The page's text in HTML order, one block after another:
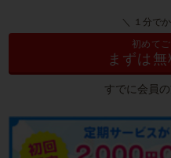
＼ １分で
初めて
まずは
すでに会員の